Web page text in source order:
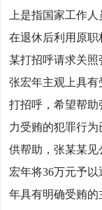
上是指国家工作
在退休后利用原
某打招呼请求关照
张宏年主观上具
打招呼，希望帮
力受贿的犯罪行
供帮助，张某某
宏年将36万元予
年具有明确受贿的